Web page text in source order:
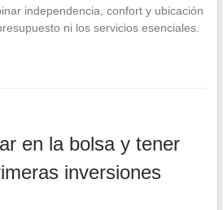
independencia, confort y ubicación
ni los servicios esenciales.
en la bolsa y tener
inversiones